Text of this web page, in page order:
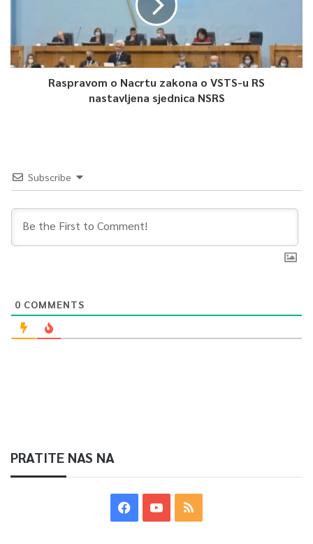
Raspravom o Nacrtu zakona o VSTS-u RS
nastavljena sjednica NSRS
Subscribe
0 COMMENTS
PRATITE NAS NA